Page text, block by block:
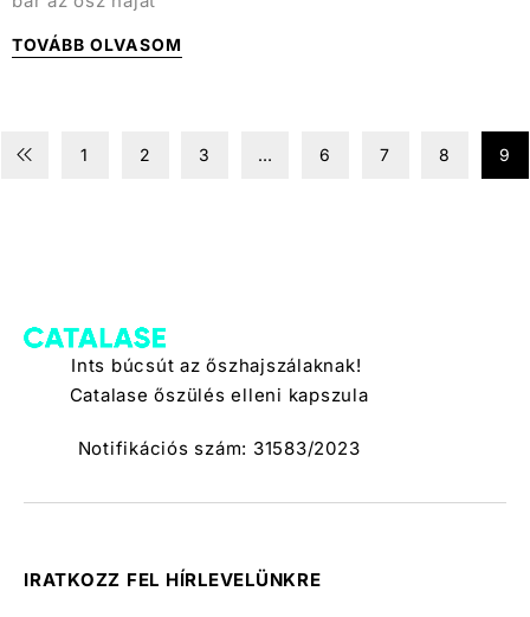
TOVÁBB OLVASOM
1 2 3 … 6 7 8 9
Ints búcsút az őszhajszálaknak!
Catalase őszülés elleni kapszula
Notifikációs szám: 31583/2023
IRATKOZZ FEL HÍRLEVELÜNKRE